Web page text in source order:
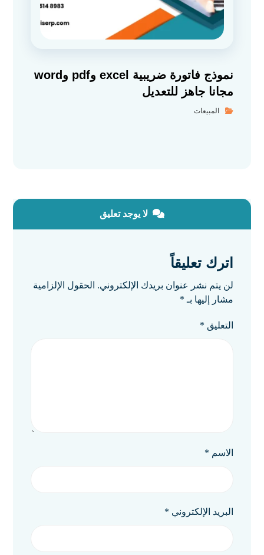
نموذج فاتورة ضريبية excel وpdf وword
مجانا جاهز للتعديل
المبيعات
لا يوجد تعليق
اترك تعليقاً
لن يتم نشر عنوان بريدك الإلكتروني. الحقول الإلزامية
مشار إليها بـ *
التعليق *
الاسم *
البريد الإلكتروني *